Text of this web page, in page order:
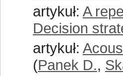
artykuł: A
Decision
artykuł:
(Panek D.,